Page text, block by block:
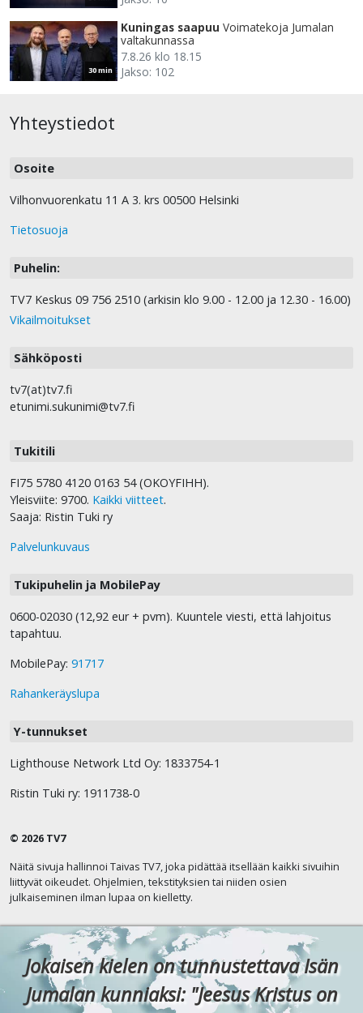
30 min
Kuningas saapuu Voimatekoja Jumalan
valtakunnassa
7.8.26 klo 18.15
Jakso: 102
Yhteystiedot
Osoite
Vilhonvuorenkatu 11 A 3. krs 00500 Helsinki
Tietosuoja
Puhelin:
TV7 Keskus 09 756 2510 (arkisin klo 9.00 - 12.00 ja 12.30 - 16.00)
Vikailmoitukset
Sähköposti
tv7(at)tv7.fi
etunimi.sukunimi@tv7.fi
Tukitili
FI75 5780 4120 0163 54 (OKOYFIHH).
Yleisviite: 9700. Kaikki viitteet.
Saaja: Ristin Tuki ry
Palvelunkuvaus
Tukipuhelin ja MobilePay
0600-02030 (12,92 eur + pvm). Kuuntele viesti, että lahjoitus
tapahtuu.
MobilePay: 91717
Rahankeräyslupa
Y-tunnukset
Lighthouse Network Ltd Oy: 1833754-1
Ristin Tuki ry: 1911738-0
© 2026 TV7
Näitä sivuja hallinnoi Taivas TV7, joka pidättää itsellään kaikki sivuihin
liittyvät oikeudet. Ohjelmien, tekstityksien tai niiden osien
julkaiseminen ilman lupaa on kielletty.
Jokaisen kielen on tunnustettava Isän
Jumalan kunniaksi: "Jeesus Kristus on